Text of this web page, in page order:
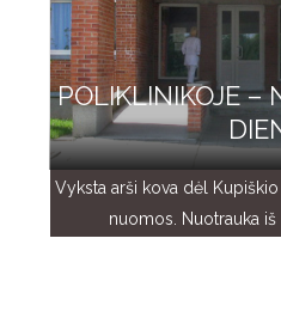
POLIKLINIKOJE –
Vyksta arši kova dėl
nuomos. Nuotrauka